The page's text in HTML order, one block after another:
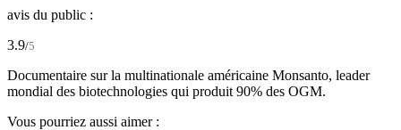
avis du public :
3.9/5
Documentaire sur la multinationale américaine Monsanto, leader
mondial des biotechnologies qui produit 90% des OGM.
Vous pourriez aussi aimer :